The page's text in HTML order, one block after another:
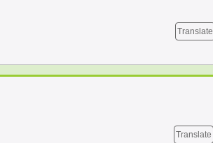
Translate
Translate